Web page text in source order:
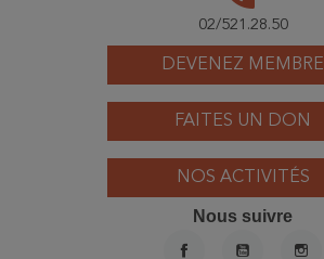
DEVENEZ MEMBRE
FAITES UN DON
NOS ACTIVITÉS
02/521.28.50
Nous suivre